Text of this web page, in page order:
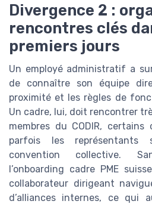
Divergence 2 :
rencontres clés
premiers jours
Un employé administratif a
de connaître son équipe
proximité et les règles de
Un cadre, lui, doit rencontrer
membres du CODIR,
parfois les
convention collective.
l’onboarding cadre PME
collaborateur dirigeant
d’alliances internes, ce qui